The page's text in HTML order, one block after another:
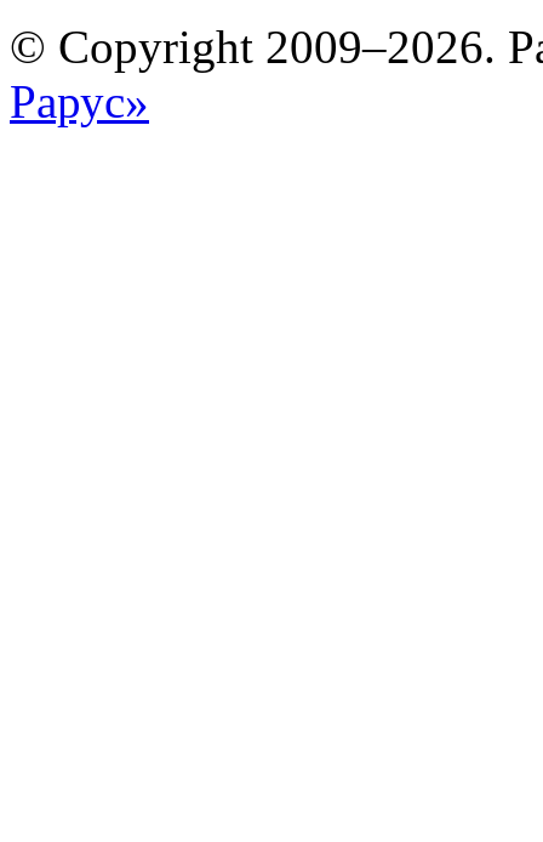
© Copyright 2009–2026.
Рарус»